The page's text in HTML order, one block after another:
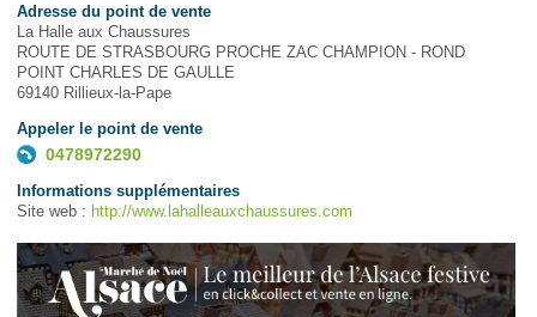
Adresse du point de vente
La Halle aux Chaussures
ROUTE DE STRASBOURG PROCHE ZAC CHAMPION - ROND
POINT CHARLES DE GAULLE
69140 Rillieux-la-Pape
Appeler le point de vente
0478972290
Informations supplémentaires
Site web : http://www.lahalleauxchaussures.com